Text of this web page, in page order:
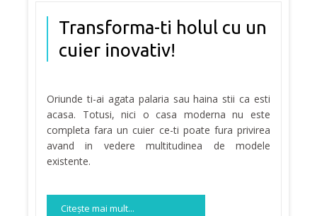
Transforma-ti holul cu un
cuier inovativ!
Oriunde ti-ai agata palaria sau haina stii ca esti
acasa. Totusi, nici o casa moderna nu este
completa fara un cuier ce-ti poate fura privirea
avand in vedere multitudinea de modele
existente.
Citeşte mai mult...